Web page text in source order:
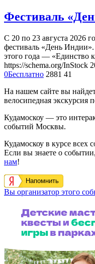
Фестиваль
С 20 по 23 августа 2026
фестиваль «День
этого года — «Единство
https://schema.org/InStock
0Бесплатно 2881 41
На нашем сайте вы
велосипедная экскурсия
Кудамоскоу — это
событий Москвы.
Кудамоскоу в курсе всех
Если вы знаете о
нам!
Напомнить
Вы организатор этого